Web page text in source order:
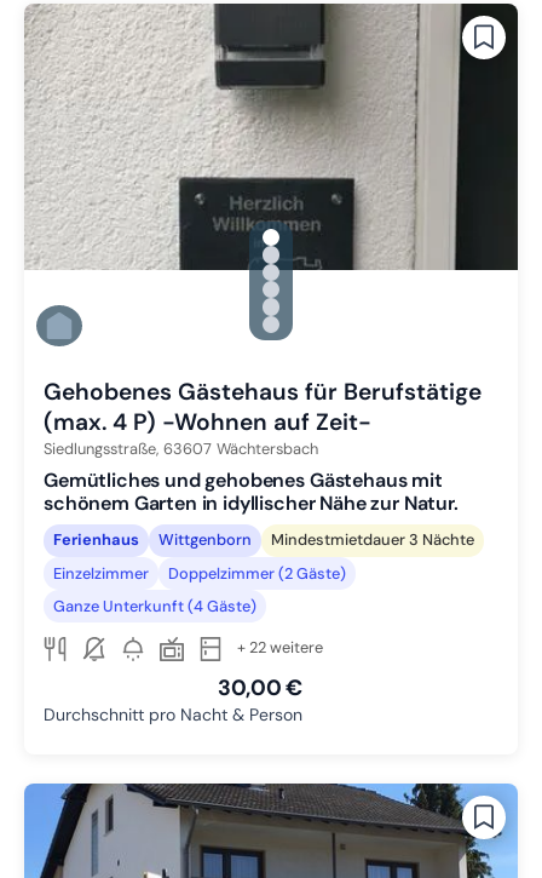
gallery.slide_selector
Zu Slide 1 wechseln
Zu Slide 2 wechseln
Zu Slide 3 wechseln
Zu Slide 4 wechseln
Zu Slide 5 wechseln
Zu Slide 6 wechseln
Gehobenes Gästehaus für Berufstätige
(max. 4 P) -Wohnen auf Zeit-
Siedlungsstraße, 63607 Wächtersbach
Gemütliches und gehobenes Gästehaus mit
schönem Garten in idyllischer Nähe zur Natur.
Ferienhaus Wittgenborn
Mindestmietdauer 3 Nächte
Einzelzimmer
Doppelzimmer (2 Gäste)
Ganze Unterkunft (4 Gäste)
+ 22 weitere
30,00 €
Durchschnitt pro Nacht & Person